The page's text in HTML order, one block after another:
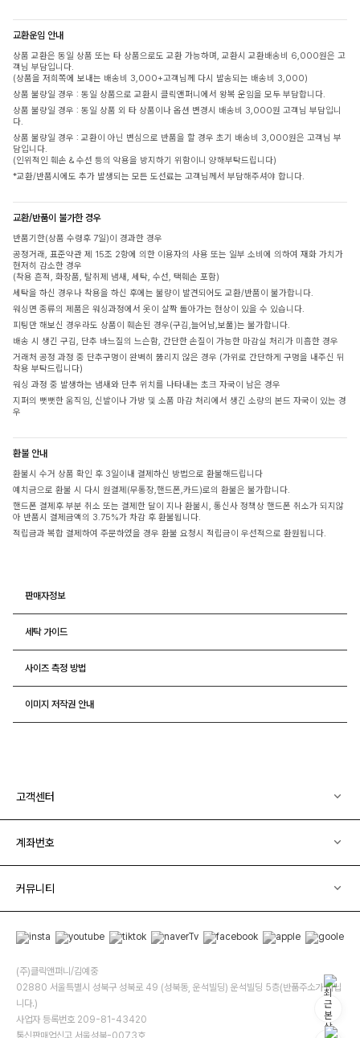
교환운임 안내
상품 교환은 동일 상품 또는 타 상품으로도 교환 가능하며, 교환시 교환배송비 6,000원은 고
객님 부담입니다.
(상품을 저희쪽에 보내는 배송비 3,000+고객님께 다시 발송되는 배송비 3,000)
상품 불량일 경우 : 동일 상품으로 교환시 클릭앤퍼니에서 왕복 운임을 모두 부담합니다.
상품 불량일 경우 : 동일 상품 외 타 상품이나 옵션 변경시 배송비 3,000원 고객님 부담입니
다.
상품 불량일 경우 : 교환이 아닌 변심으로 반품을 할 경우 초기 배송비 3,000원은 고객님 부
담입니다.
(인위적인 훼손 & 수선 등의 악용을 방지하기 위함이니 양해부탁드립니다)
*교환/반품시에도 추가 발생되는 모든 도선료는 고객님께서 부담해주셔야 합니다.
교환/반품이 불가한 경우
반품기한(상품 수령후 7일)이 경과한 경우
공정거래, 표준약관 제 15조 2항에 의한 이용자의 사용 또는 일부 소비에 의하여 재화 가치가
현저히 감소한 경우
(착용 흔적, 화장품, 탈취제 냄새, 세탁, 수선, 택훼손 포함)
세탁을 하신 경우나 착용을 하신 후에는 불량이 발견되어도 교환/반품이 불가합니다.
워싱면 종류의 제품은 워싱과정에서 옷이 살짝 돌아가는 현상이 있을 수 있습니다.
피팅만 해보신 경우라도 상품이 훼손된 경우(구김,늘어남,보풀)는 불가합니다.
배송 시 생긴 구김, 단추 바느질의 느슨함, 간단한 손질이 가능한 마감실 처리가 미흡한 경우
거래처 공정 과정 중 단추구멍이 완벽히 뚫리지 않은 경우 (가위로 간단하게 구멍을 내주신 뒤
착용 부탁드립니다)
워싱 과정 중 발생하는 냄새와 단추 위치를 나타내는 초크 자국이 남은 경우
지퍼의 뻣뻣한 움직임, 신발이나 가방 및 소품 마감 처리에서 생긴 소량의 본드 자국이 있는 경
우
환불 안내
환불시 수거 상품 확인 후 3일이내 결제하신 방법으로 환불해드립니다
예치금으로 환불 시 다시 원결제(무통장,핸드폰,카드)로의 환불은 불가합니다.
핸드폰 결제후 부분 취소 또는 결제한 달이 지나 환불시, 통신사 정책상 핸드폰 취소가 되지않
아 반품시 결제금액의 3.75%가 차감 후 환불됩니다.
적립금과 복합 결제하여 주문하였을 경우 환불 요청시 적립금이 우선적으로 환원됩니다.
판매자정보
세탁 가이드
사이즈 측정 방법
이미지 저작권 안내
고객센터
계좌번호
커뮤니티
(주)클릭앤퍼니/김예중
02880 서울특별시 성북구 성북로 49 (성북동, 운석빌딩) 운석빌딩 5층(반품주소가 아닙
니다.)
사업자 등록번호 209-81-43420
통신판매업신고 서울성북-0073호